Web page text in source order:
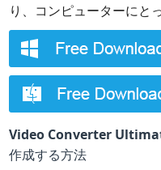
り、コンピューターにと
Video Converter
作成する方法